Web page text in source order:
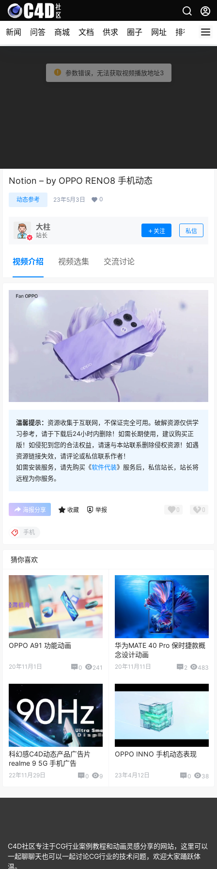
新闻 问答 商城 文档 供求 圈子 网址 排行榜
Notion – by OPPO RENO8 手机动态
动态参考 23年5月3日 0
大柱
站长
关注 私信
视频介绍 视频选集 交流讨论
温馨提示： 资源收集于互联网，不保证完全可用。破解资源仅供学
习参考，请于下载后24小时内删除！如需长期使用，建议购买正
版！如侵犯到您的合法权益，请速与本站联系删除侵权资源！如遇
资源链接失效，请评论或私信联系作者！
如需安装服务，请先购买《软件代装》服务后，私信站长，站长将
远程为你服务。
海报分享 收藏 举报 0 0
手机
猜你喜欢
OPPO A91 功能动画
20年11月1日 0 241
华为MATE 40 Pro 保时捷款概
念设计动画
20年11月11日 2 483
科幻感C4D动态产品广告片
realme 9 5G 手机广告
22年11月29日 0 9
OPPO INNO 手机动态表现
23年4月12日 0 38
C4D社区专注于CG行业案例教程和动画灵感分享的网站，这里可以
一起聊聊天也可以一起讨论CG行业的技术问题，欢迎大家踊跃体
温。